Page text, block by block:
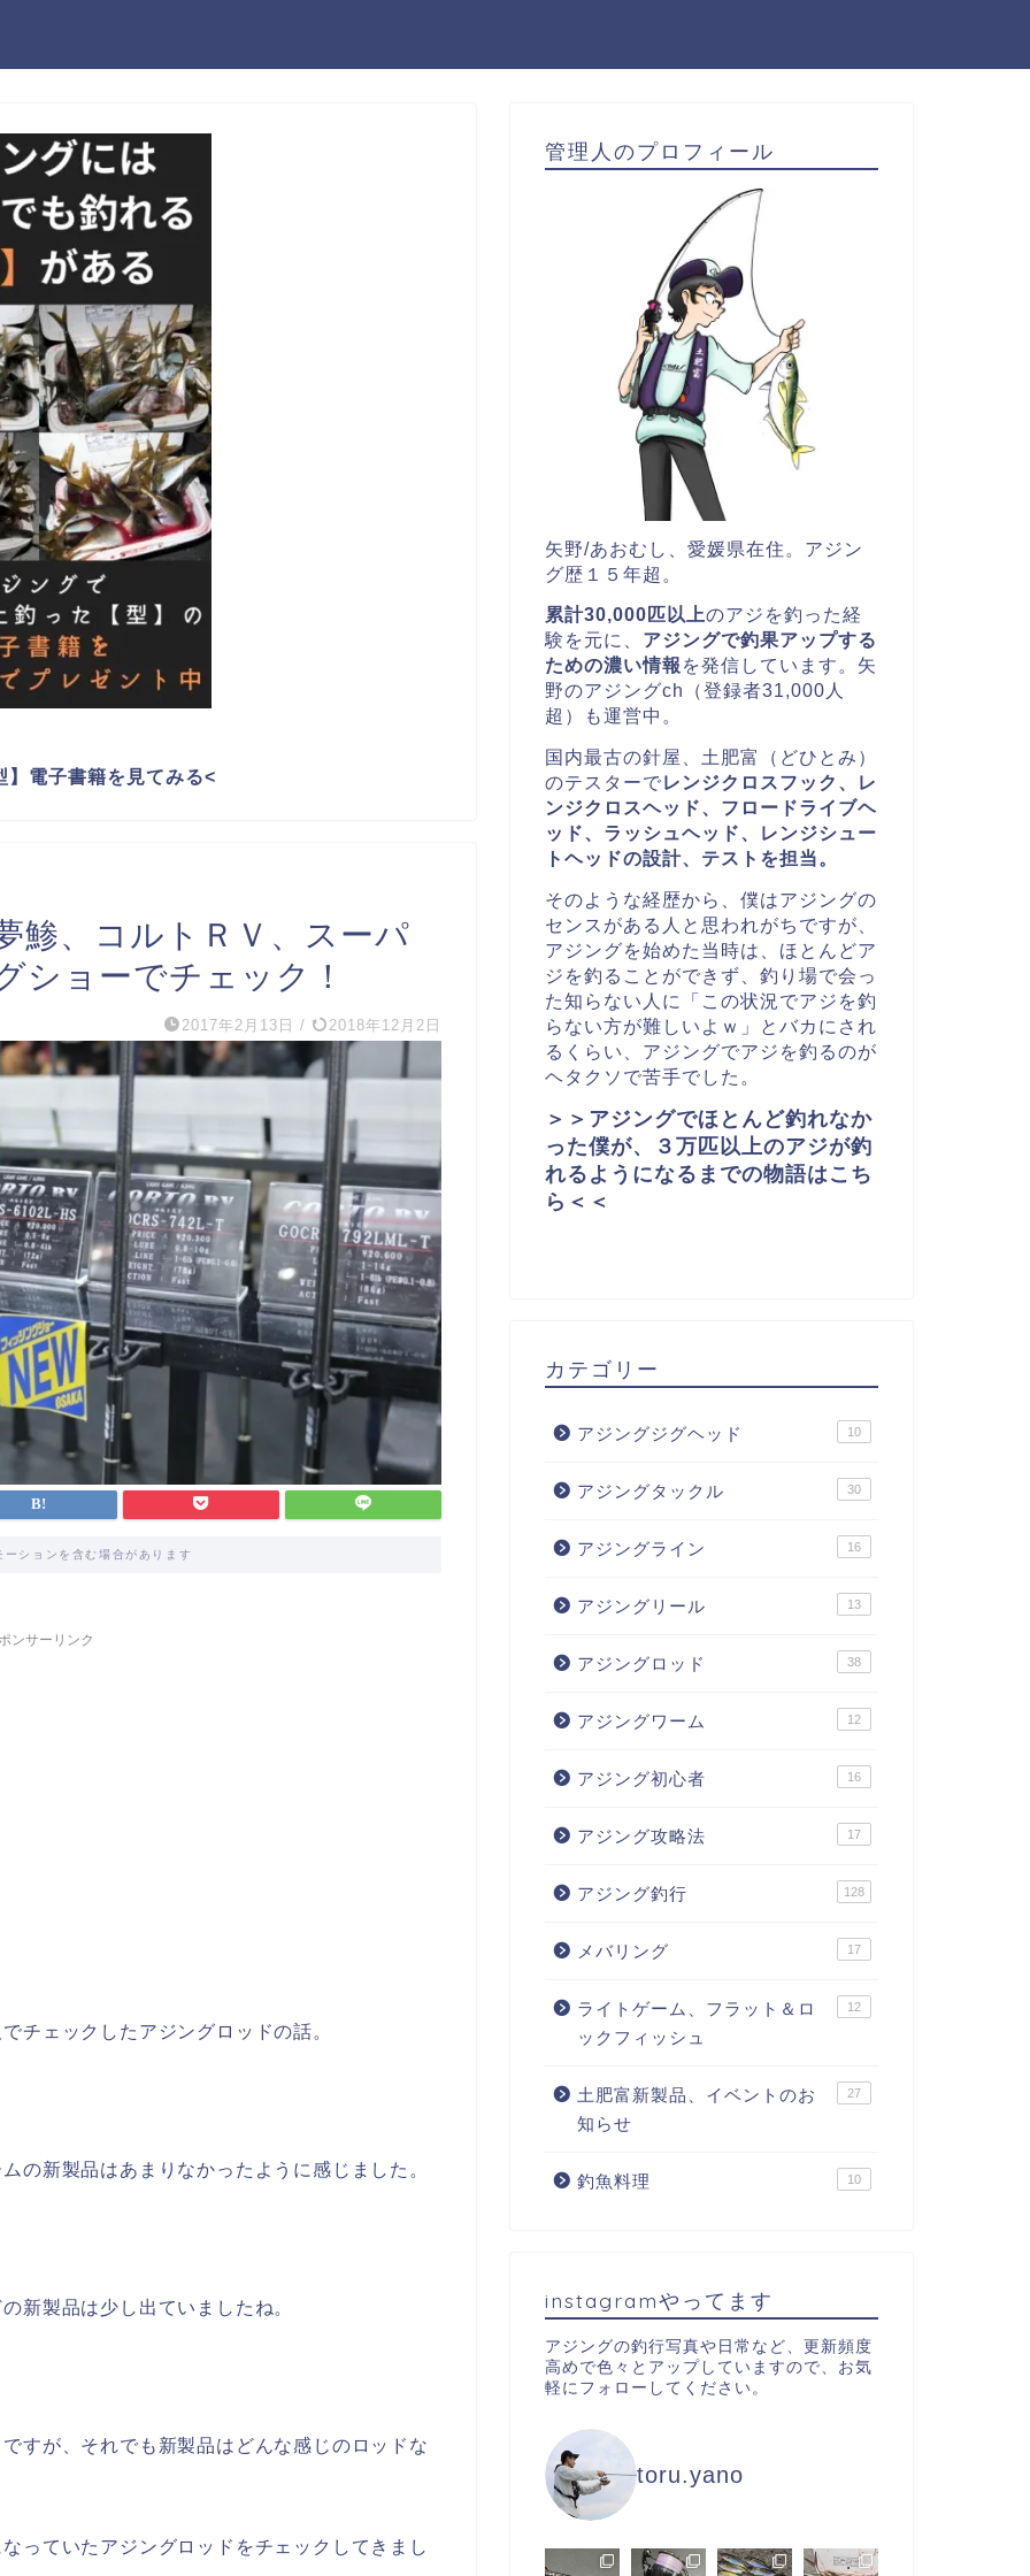
】電子書籍を見てみる<
鯵、コルトＲＶ、スーパ
ショーでチェック！
2017年2月13日 / 2018年12月2日
ーションを含む場合があります
ンサーリンク
チェックしたアジングロッドの話。
の新製品はあまりなかったように感じました。
新製品は少し出ていましたね。
すが、それでも新製品はどんな感じのロッドな
っていたアジングロッドをチェックしてきまし
管理人のプロフィール
矢野/あおむし、愛媛県在住。 アジン
グ歴１５年超。
累計30,000匹以上のアジを釣った経
験を元に、 アジングで釣果アップする
ための濃い情報 を発信しています。矢
野のアジングch（登録者31,000人
超）も運営中。
国内最古の針屋、土肥富（どひとみ）
のテスターでレンジクロスフック、レ
ンジクロスヘッド、 フロードライブヘ
ッド、ラッシュヘッド、レンジシュー
トヘッドの設計、テストを担当。
そのような経歴から、僕はアジングの
センスがある人と思われがちですが、
アジングを始めた当時は、ほとんどア
ジを釣ることができず、釣り場で会っ
た知らない人に「この状況でアジを釣
らない方が難しいよｗ」とバカにされ
るくらい、アジングでアジを釣るのが
ヘタクソで苦手でした。
＞＞アジングでほとんど釣れなか
った僕が、３万匹以上のアジが釣
れるようになるまでの物語はこち
ら＜＜
カテゴリー
アジングジグヘッド 10
アジングタックル 30
アジングライン 16
アジングリール 13
アジングロッド 38
アジングワーム 12
アジング初心者 16
アジング攻略法 17
アジング釣行 128
メバリング 17
ライトゲーム、フラット＆ロ
ックフィッシュ
12
土肥富新製品、イベントのお
知らせ
27
釣魚料理 10
instagramやってます
アジングの釣行写真や日常など、更新頻度
高めで色々とアップしていますので、お気
軽にフォローしてください。
toru.yano